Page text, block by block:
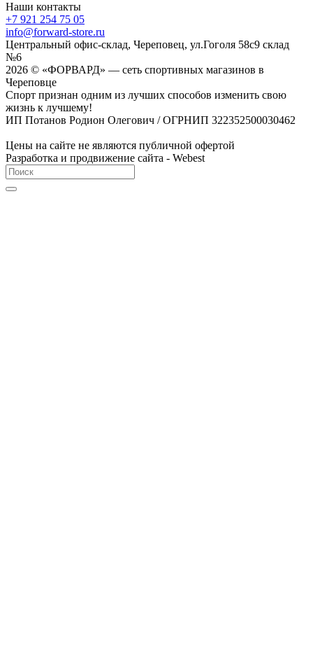
Наши контакты
+7 921 254 75 05
info@forward-store.ru
Центральный офис-склад, Череповец, ул.Гоголя 58с9 склад
№6
2026 © «ФОРВАРД» — сеть спортивных магазинов в
Череповце
Спорт признан одним из лучших способов изменить свою
жизнь к лучшему!
ИП Потанов Родион Олегович / ОГРНИП 322352500030462
Цены на сайте не являются публичной офертой
Разработка и продвижение сайта - Webest